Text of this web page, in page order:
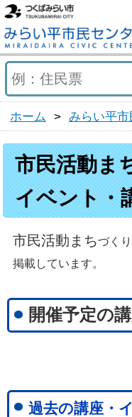
つくばみ
ホーム > みらい平
市民活動
イベント・
市民活動まちづく
掲載しています。
開催予定の
過去の講座・